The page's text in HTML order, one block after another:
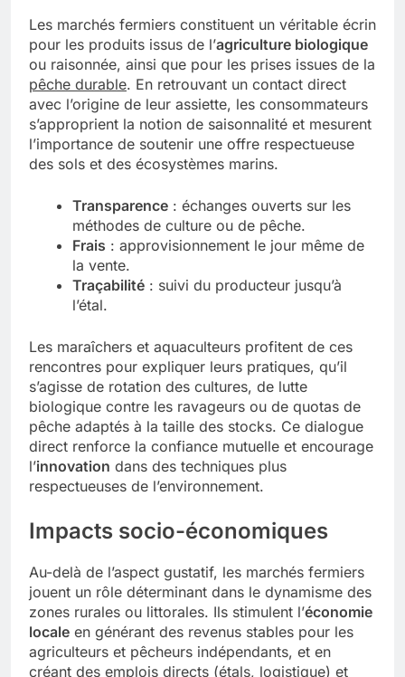
Les marchés fermiers constituent un véritable écrin
pour les produits issus de l’agriculture biologique
ou raisonnée, ainsi que pour les prises issues de la
pêche durable. En retrouvant un contact direct
avec l’origine de leur assiette, les consommateurs
s’approprient la notion de saisonnalité et mesurent
l’importance de soutenir une offre respectueuse
des sols et des écosystèmes marins.
Transparence : échanges ouverts sur les
méthodes de culture ou de pêche.
Frais : approvisionnement le jour même de
la vente.
Traçabilité : suivi du producteur jusqu’à
l’étal.
Les maraîchers et aquaculteurs profitent de ces
rencontres pour expliquer leurs pratiques, qu’il
s’agisse de rotation des cultures, de lutte
biologique contre les ravageurs ou de quotas de
pêche adaptés à la taille des stocks. Ce dialogue
direct renforce la confiance mutuelle et encourage
l’innovation dans des techniques plus
respectueuses de l’environnement.
Impacts socio-économiques
Au-delà de l’aspect gustatif, les marchés fermiers
jouent un rôle déterminant dans le dynamisme des
zones rurales ou littorales. Ils stimulent l’économie
locale en générant des revenus stables pour les
agriculteurs et pêcheurs indépendants, et en
créant des emplois directs (étals, logistique) et